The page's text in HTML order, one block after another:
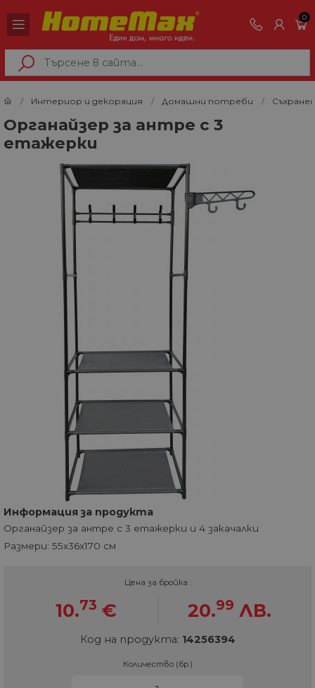
0
Интериор и декорация Домашни потреби
Органайзер за антре с 3
етажерки
Информация за продукта
Органайзер за антре с 3 етажерки и 4 закачалки
Размери: 55x36x170 см
Цена за бройка :
10.73 € 20.99 ЛВ.
Код на продукта: 14256394
Количество (бр.)